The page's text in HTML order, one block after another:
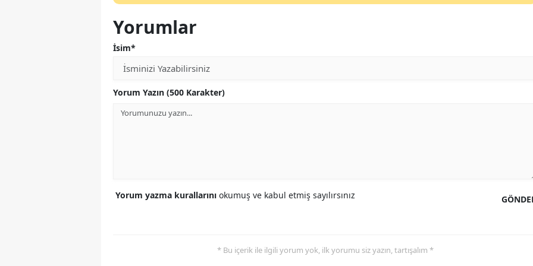
Yorumlar
İsim*
Yorum Yazın (500 Karakter)
Yorum yazma kurallarını okumuş ve kabul etmiş sayılırsınız
* Bu içerik ile ilgili yorum yok, ilk yorumu siz yazın, tartışalım *